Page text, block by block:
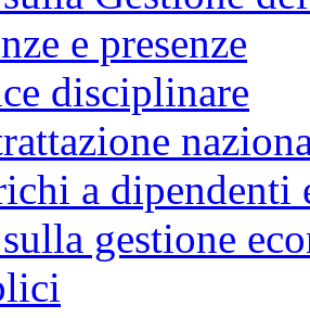
e presenze
disciplinare
a dipendenti
gestione